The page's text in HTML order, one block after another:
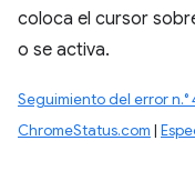
coloca el cursor
o se activa.
Seguimiento del error n.°
ChromeStatus.com |